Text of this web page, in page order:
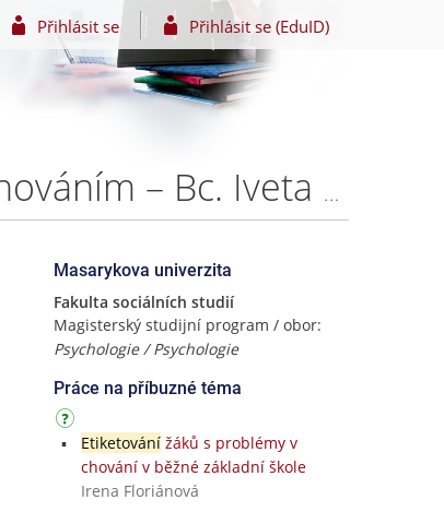
Přihlásit se Přihlásit se (EduID)
Koncept spravedlnosti u dospívajících s problémovým chováním – Bc. Iveta Fárová
Masarykova univerzita
Fakulta sociálních studií
Magisterský studijní program / obor:
Psychologie / Psychologie
Práce na příbuzné téma
Etiketovánížáků s problémy v
chování v běžné základní škole
Irena Floriánová